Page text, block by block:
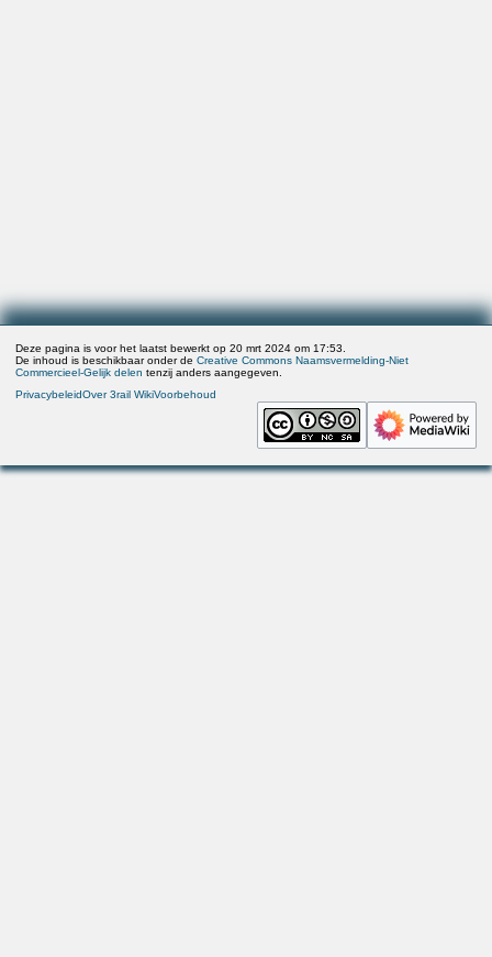
Deze pagina is voor het laatst bewerkt op 20 mrt 2024 om 17:53.
De inhoud is beschikbaar onder deCreative Commons Naamsvermelding-Niet
Commercieel-Gelijk delen tenzij anders aangegeven.
PrivacybeleidOver 3rail WikiVoorbehoud